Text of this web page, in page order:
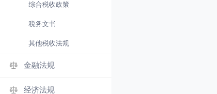
综合税收政策
税务文书
其他税收法规
金融法规
经济法规